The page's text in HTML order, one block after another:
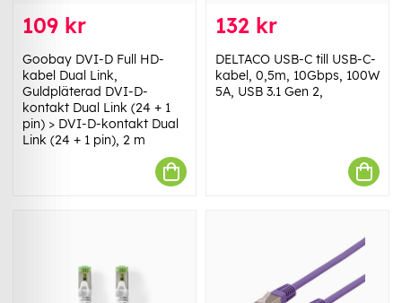
109 kr
Goobay DVI-D Full HD-
kabel Dual Link,
Guldpläterad DVI-D-
kontakt Dual Link (24 + 1
pin) > DVI-D-kontakt Dual
Link (24 + 1 pin), 2 m
132 kr
DELTACO USB-C till USB-C-
kabel, 0,5m, 10Gbps, 100W
5A, USB 3.1 Gen 2,